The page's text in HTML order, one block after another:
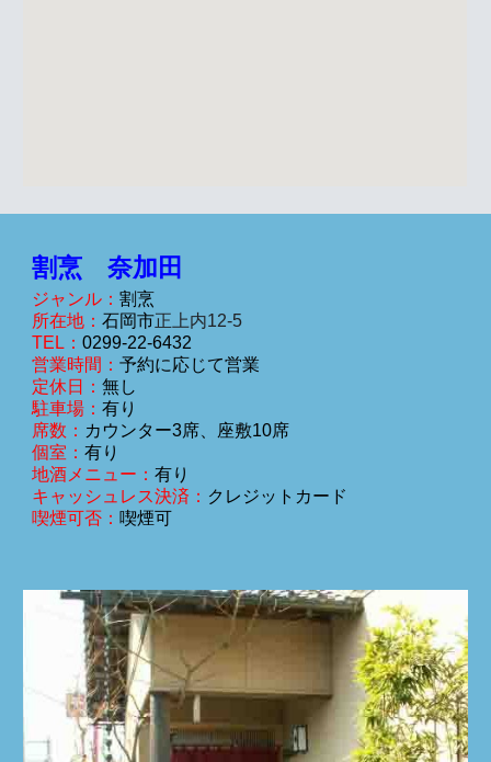
割烹 奈加田
ジャンル：割烹
所在地：石岡市正上内12-5
TEL：0299-22-6432
営業時間：予約に応じて営業
定休日：無し
駐車場：有り
席数： カウンター3席、座敷10席
個室：有り
地酒メニュー：有り
キャッシュレス決済： クレジットカード
喫煙可否： 喫煙可